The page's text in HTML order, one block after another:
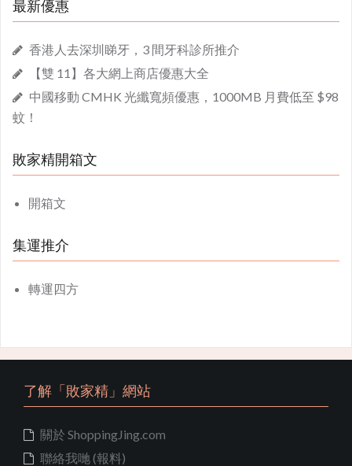
最新優惠
香港人去深圳睇牙，3 間牙科診所推介
【雙 11】各大網上商店優惠大全
中國移動 CMHK 光纖寬頻優惠，1000MB 月費低至 $98
蚊！
敗家精開箱文
開箱文
集運推介
轉運四方
了解「敗家精」網站
關於 ShoppingJing.com
聯絡我哋 (報料)